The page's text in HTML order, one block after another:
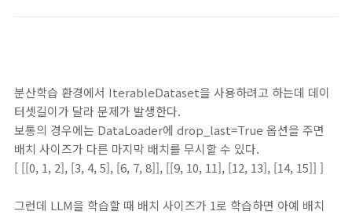
분산학습 환경에서 IterableDataset을 사용하려고 하는데 데이
터셋길이가 달라 문제가 발생한다.
보통의 경우에는 DataLoader에 drop_last=True 옵션을 주면
배치 사이즈가 다른 마지막 배치를 무시할 수 있다.
[ [[0, 1, 2], [3, 4, 5], [6, 7, 8]], [[9, 10, 11], [12, 13], [14, 15]] ]
그런데 LLM을 학습할 때 배치 사이즈가 1로 학습하면 아예 배치